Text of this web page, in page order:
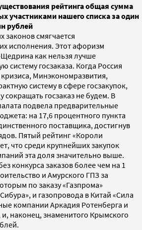
рейтинга общая сумма
участниками нашего списка за один
рублей
законов смягчается
исполнения. Этот афоризм
как нельзя лучше
систему госзаказа. Когда Россия
Минэкономразвития,
систему в сфере госзакупок,
сокращать госзаказ не будем. В
подвела предварительные
на 17,6 процентного пункта
поставщика, достигнув
Пятый рейтинг «Короли
что среди крупнейших закупок
эта доля значительно выше.
конкурса заказов более чем на 1
и Амурского ГПЗ за
по заказу «Газпрома»
и газопровода в Китай «Сила
компании Аркадия Ротенберга и
наконец, знаменитого Крымского